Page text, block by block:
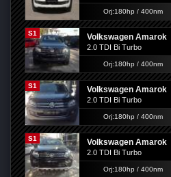
Orj:180hp / 400nm
S1 Volkswagen Amarok
2.0 TDI Bi Turbo
Orj:180hp / 400nm
S1 Volkswagen Amarok
2.0 TDI Bi Turbo
Orj:180hp / 400nm
S1 Volkswagen Amarok
2.0 TDI Bi Turbo
Orj:180hp / 400nm